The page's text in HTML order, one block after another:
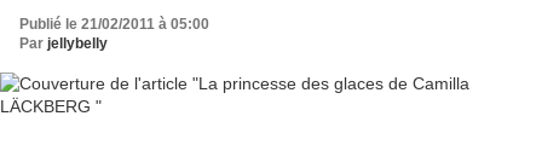
Publié le 21/02/2011 à 05:00
Par jellybelly